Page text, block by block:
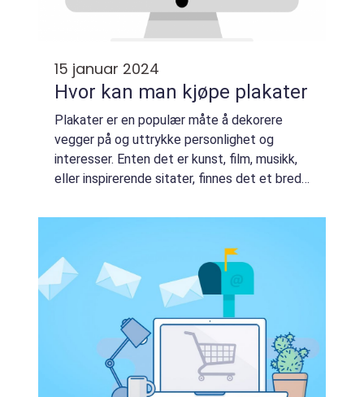
15 januar 2024
Hvor kan man kjøpe plakater
Plakater er en populær måte å dekorere
vegger på og uttrykke personlighet og
interesser. Enten det er kunst, film, musikk,
eller inspirerende sitater, finnes det et bredt
finner man de beste stedene for å k...